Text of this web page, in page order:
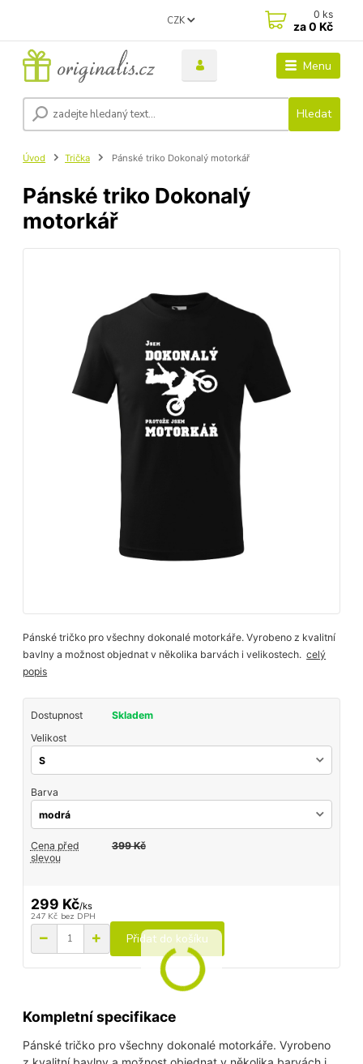
Menu
CZK
Hledat
0 ks
za0 Kč
Úvod Trička Pánské triko Dokonalý motorkář
Pánské triko Dokonalý
motorkář
Pánské tričko pro všechny dokonalé motorkáře. Vyrobeno z kvalitní
bavlny a možnost objednat v několika barvách i velikostech.celý
popis
Dostupnost
Skladem
Velikost
Barva
Cena před
slevou
399 Kč
299 Kč/ks
247 Kč bez DPH
Přidat do košíku
Kompletní specifikace
Pánské tričko pro všechny dokonalé motorkáře. Vyrobeno